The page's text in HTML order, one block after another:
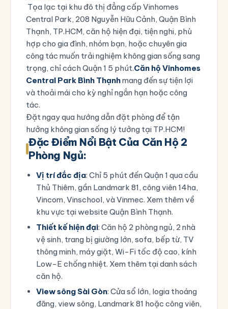
Tọa lạc tại khu đô thị đẳng cấp Vinhomes
Central Park, 208 Nguyễn Hữu Cảnh, Quận Bình
Thạnh, TP.HCM, căn hộ hiện đại, tiện nghi, phù
hợp cho gia đình, nhóm bạn, hoặc chuyên gia
công tác muốn trải nghiệm không gian sống sang
trọng, chỉ cách Quận 1 5 phút.Căn hộ Vinhomes
Central Park Bình Thạnhmang đến sự tiện lợi
và thoải mái cho kỳ nghỉ ngắn hạn hoặc công
tác.
Đặt ngay qua hướng dẫn đặt phòng để tận
hưởng không gian sống lý tưởng tại TP.HCM!
Đặc Điểm Nổi Bật Của Căn Hộ 2
Phòng Ngủ:
Vị trí đắc địa: Chỉ 5 phút đến Quận 1 qua cầu
Thủ Thiêm, gần Landmark 81, công viên 14ha,
Vincom, Vinschool, và Vinmec. Xem thêm về
khu vực tạiwebsite Quận Bình Thạnh.
Thiết kế hiện đại: Căn hộ 2 phòng ngủ, 2 nhà
vệ sinh, trang bị giường lớn, sofa, bếp từ, TV
thông minh, máy giặt, Wi-Fi tốc độ cao, kính
Low-E chống nhiệt. Xem thêm tạidanh sách
căn hộ.
View sông Sài Gòn: Cửa sổ lớn, logia thoáng
đãng, view sông, Landmark 81 hoặc công viên,